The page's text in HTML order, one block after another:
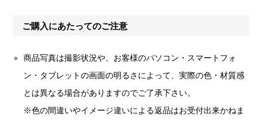
ご購入にあたってのご注意
商品写真は撮影状況や、お客様のパソコン・スマートフォ
ン・タブレットの画面の明るさによって、実際の色・材質感
とは異なる場合がありますのでご了承下さい。
※色の間違いやイメージ違いによる返品はお受付出来かねま